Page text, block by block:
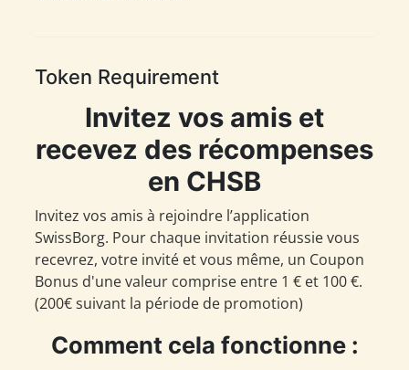
Token Requirement
Invitez vos amis et
recevez des récompenses
en CHSB
Invitez vos amis à rejoindre l’application
SwissBorg. Pour chaque invitation réussie vous
recevrez, votre invité et vous même, un Coupon
Bonus d'une valeur comprise entre 1 € et 100 €.
(200€ suivant la période de promotion)
Comment cela fonctionne :